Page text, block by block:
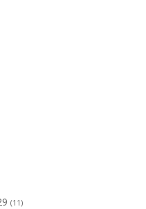
(11)